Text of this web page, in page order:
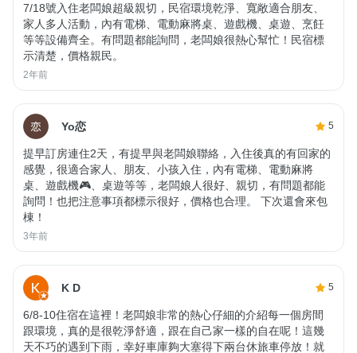
7/18號入住老闆娘超級親切，民宿環境乾淨、寬敞適合朋友、
家人多人活動，內有電梯、電動麻將桌、遊戲機、桌遊、烹飪
等等設備齊全。有問題都能詢問，老闆娘很熱心幫忙！民宿標
示清楚，價格親民。
2年前
Yo恋 5
提早訂房連住2天，有提早與老闆娘聯絡，入住後真的有回家的
感覺，很適合家人、朋友、小孩入住，內有電梯、電動麻將
桌、遊戲機🎮、桌遊等等，老闆娘人很好、親切，有問題都能
詢問！也把注意事項都標示很好，價格也合理。 下次還會來包
棟！
3年前
K D 5
6/8-10住宿在這裡！老闆娘非常的熱心仔細的介紹每一個房間
跟環境，真的是很乾淨舒適，跟在自己家一樣的自在呢！這幾
天不巧的遇到下雨，幸好車庫夠大塞得下兩台休旅車停放！就